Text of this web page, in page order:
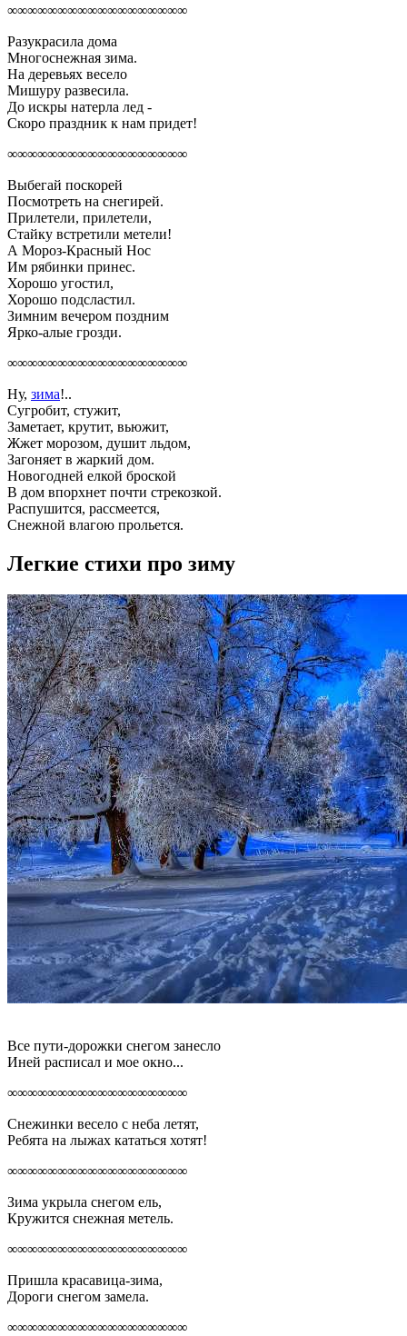
∞∞∞∞∞∞∞∞∞∞∞∞∞∞∞∞∞∞
Разукрасила дома
Многоснежная зима.
На деревьях весело
Мишуру развесила.
До искры натерла лед -
Скоро праздник к нам придет!
∞∞∞∞∞∞∞∞∞∞∞∞∞∞∞∞∞∞
Выбегай поскорей
Посмотреть на снегирей.
Прилетели, прилетели,
Стайку встретили метели!
А Мороз-Красный Нос
Им рябинки принес.
Хорошо угостил,
Хорошо подсластил.
Зимним вечером поздним
Ярко-алые грозди.
∞∞∞∞∞∞∞∞∞∞∞∞∞∞∞∞∞∞
Ну, зима!..
Сугробит, стужит,
Заметает, крутит, вьюжит,
Жжет морозом, душит льдом,
Загоняет в жаркий дом.
Новогодней елкой броской
В дом впорхнет почти стрекозкой.
Распушится, рассмеется,
Снежной влагою прольется.
Легкие стихи про зиму
Все пути-дорожки снегом занесло
Иней расписал и мое окно...
∞∞∞∞∞∞∞∞∞∞∞∞∞∞∞∞∞∞
Снежинки весело с неба летят,
Ребята на лыжах кататься хотят!
∞∞∞∞∞∞∞∞∞∞∞∞∞∞∞∞∞∞
Зима укрыла снегом ель,
Кружится снежная метель.
∞∞∞∞∞∞∞∞∞∞∞∞∞∞∞∞∞∞
Пришла красавица-зима,
Дороги снегом замела.
∞∞∞∞∞∞∞∞∞∞∞∞∞∞∞∞∞∞